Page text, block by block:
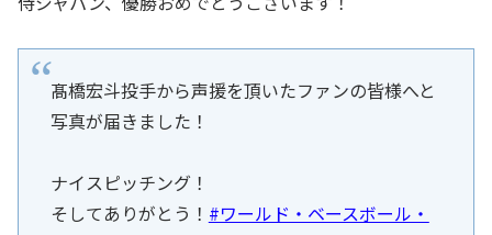
髙橋宏斗投手から声援を頂いたファンの皆様へと
写真が届きました！
ナイスピッチング！
そしてありがとう！ #ワールド・ベースボール・